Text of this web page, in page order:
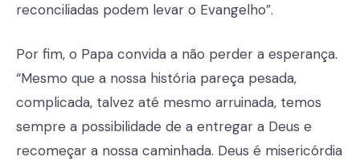
reconciliadas podem levar o Evangelho”.
Por fim, o Papa convida a não perder a esperança.
“Mesmo que a nossa história pareça pesada,
complicada, talvez até mesmo arruinada, temos
sempre a possibilidade de a entregar a Deus e
recomeçar a nossa caminhada. Deus é misericórdia